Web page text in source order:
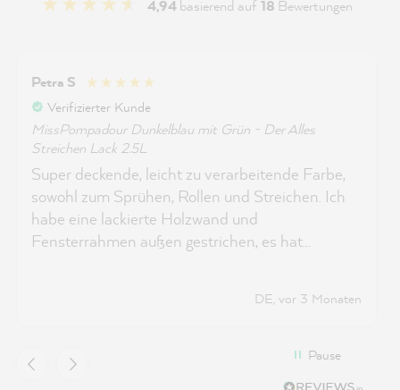
4,94 basierend auf 18 Bewertungen
Petra S
Verifizierter Kunde
MissPompadour Dunkelblau mit Grün - Der Alles
Streichen Lack 2.5L
Super deckende, leicht zu verarbeitende Farbe,
sowohl zum Sprühen, Rollen und Streichen. Ich
habe eine lackierte Holzwand und
Fensterrahmen außen gestrichen, es hat
DE, vor 3 Monaten
Pause